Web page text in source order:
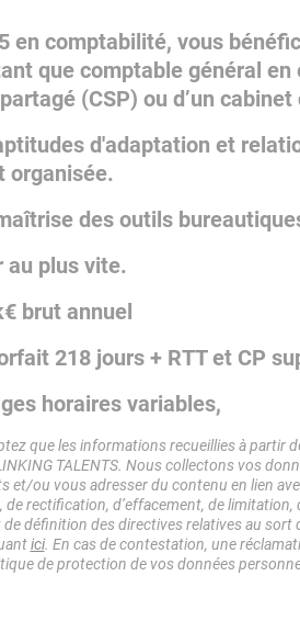
en comptabilité, vous
que comptable général
(CSP) ou d’un
d'adaptation et
organisée.
des outils
au plus vite.
brut annuel
218 jours + RTT et CP
horaires variables,
que les informations recueillies à partir
TALENTS. Nous collectons vos
et/ou vous adresser du contenu en lien
de rectification, d’effacement, de
définition des directives relatives au sort
ici. En cas de contestation, une
de protection de vos données